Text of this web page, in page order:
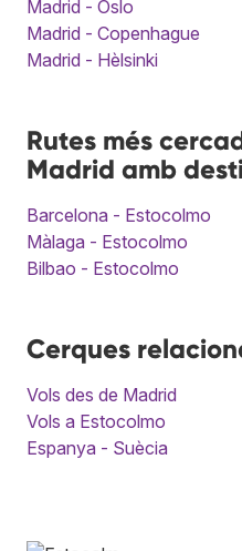
Madrid - Oslo
Madrid - Copenhague
Madrid - Hèlsinki
Rutes més
Madrid amb
Barcelona - Estocolmo
Màlaga - Estocolmo
Bilbao - Estocolmo
Cerques
Vols des de Madrid
Vols a Estocolmo
Espanya - Suècia